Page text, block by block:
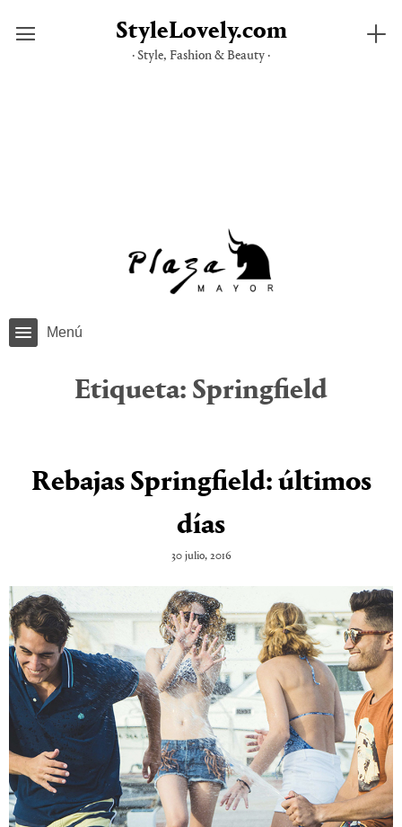
StyleLovely.com
· Style, Fashion & Beauty ·
Menú
Etiqueta: Springfield
Rebajas Springfield: últimos
días
30 julio, 2016